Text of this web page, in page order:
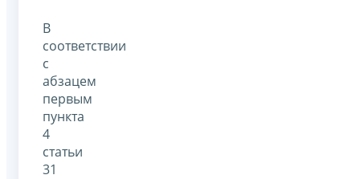
В
соответствии
с
абзацем
первым
пункта
4
статьи
31